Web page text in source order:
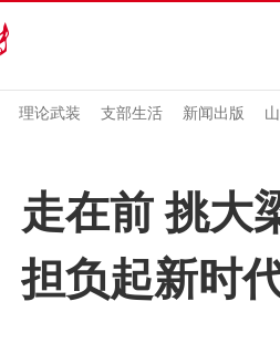
理论武装 支部生活 新闻出版
走在前 挑大
担负起新时